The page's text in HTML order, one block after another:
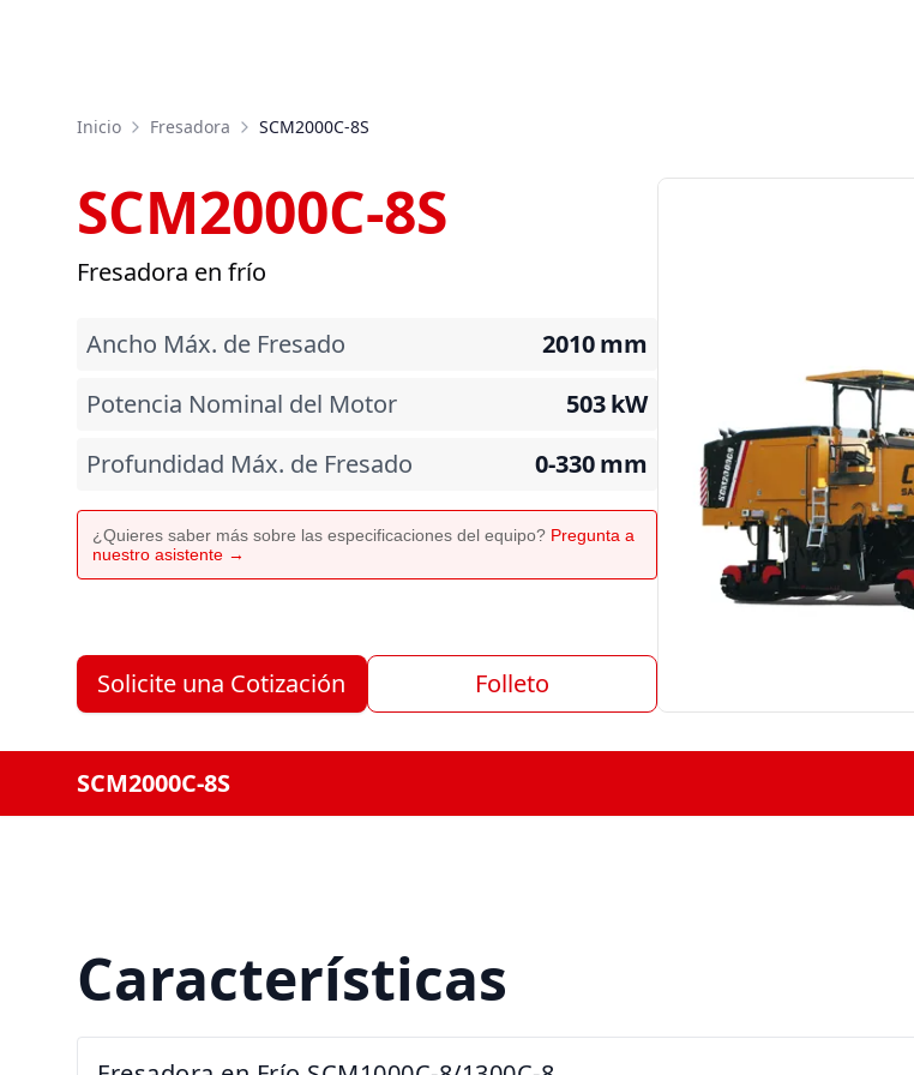
Inicio Fresadora SCM2000C-8S
SCM2000C-8S
Fresadora en frío
Ancho Máx. de Fresado 2010mm
Potencia Nominal del Motor
503kW
Profundidad Máx. de Fresado
0-330mm
¿Quieres saber más sobre las especificaciones del equipo? Pregunta a
nuestro asistente →
Solicite una Cotización Folleto
SCM2000C-8S
Características